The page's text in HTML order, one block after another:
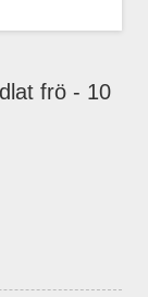
frö - 10